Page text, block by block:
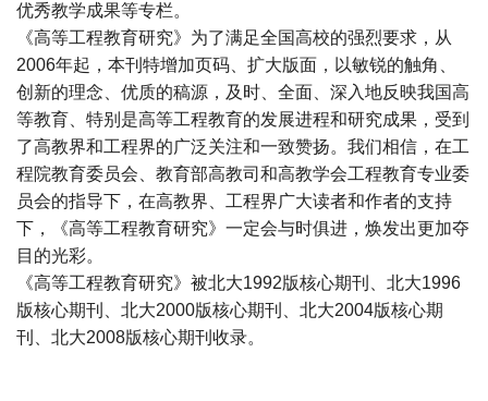
优秀教学成果等专栏。
《高等工程教育研究》为了满足全国高校的强烈要求，从
2006年起，本刊特增加页码、扩大版面，以敏锐的触角、
创新的理念、优质的稿源，及时、全面、深入地反映我国高
等教育、特别是高等工程教育的发展进程和研究成果，受到
了高教界和工程界的广泛关注和一致赞扬。我们相信，在工
程院教育委员会、教育部高教司和高教学会工程教育专业委
员会的指导下，在高教界、工程界广大读者和作者的支持
下，《高等工程教育研究》一定会与时俱进，焕发出更加夺
目的光彩。
《高等工程教育研究》被北大1992版核心期刊、北大1996
版核心期刊、北大2000版核心期刊、北大2004版核心期
刊、北大2008版核心期刊收录。